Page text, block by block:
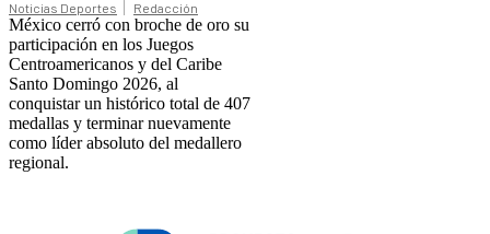
Noticias Deportes Redacción
México cerró con broche de oro su
participación en los Juegos
Centroamericanos y del Caribe
Santo Domingo 2026, al
conquistar un histórico total de 407
medallas y terminar nuevamente
como líder absoluto del medallero
regional.